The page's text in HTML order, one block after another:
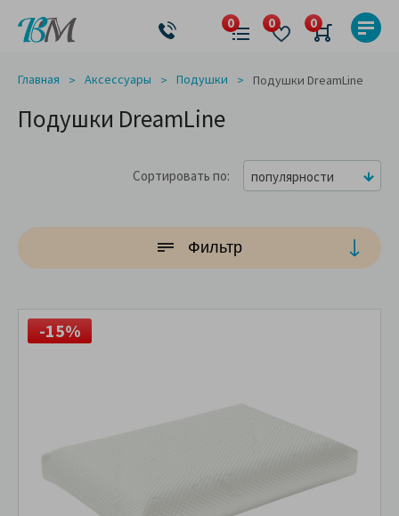
Главная Аксессуары Подушки Подушки DreamLine
Подушки DreamLine
Сортировать по популярности
Фильтр
-15%